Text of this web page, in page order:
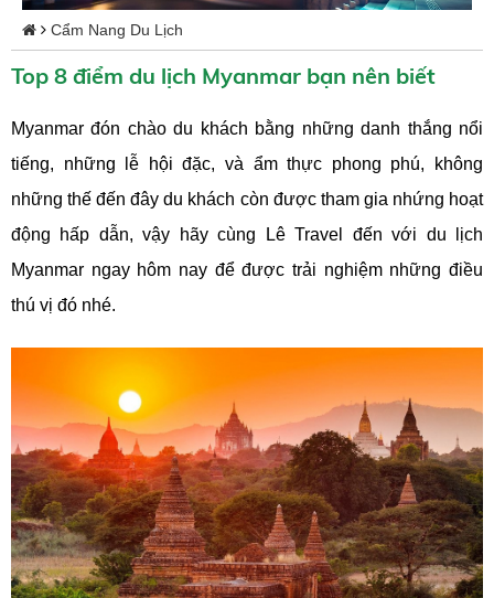
Cẩm Nang Du Lịch
Top 8 điểm du lịch Myanmar bạn nên biết
Myanmar đón chào du khách bằng những danh thắng nổi
tiếng, những lễ hội đặc, và ẩm thực phong phú, không
những thế đến đây du khách còn được tham gia nhứng hoạt
động hấp dẫn, vậy hãy cùng Lê Travel đến với du lịch
Myanmar ngay hôm nay để được trải nghiệm những điều
thú vị đó nhé.